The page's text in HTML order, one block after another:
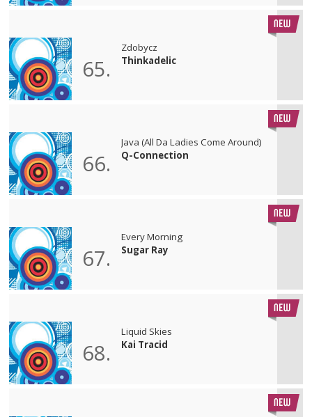
65.
Zdobycz
Thinkadelic
66.
Java (All Da Ladies Come Around)
Q-Connection
67.
Every Morning
Sugar Ray
68.
Liquid Skies
Kai Tracid